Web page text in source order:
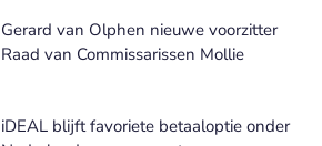
Gerard van Olphen nieuwe voorzitter
Raad van Commissarissen Mollie
iDEAL blijft favoriete betaaloptie onder